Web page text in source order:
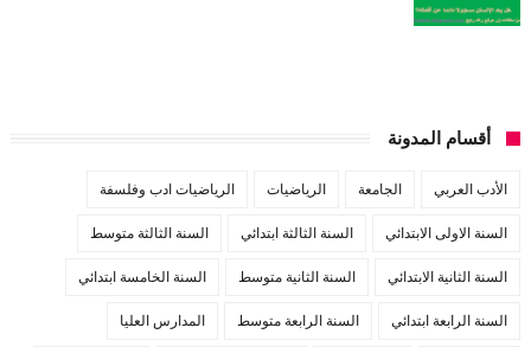
أقسام المدونة
الأدب العربي الجامعة الرياضيات الرياضيات ادب وفلسفة
السنة الاولى الابتدائي السنة الثالثة ابتدائي السنة الثالثة متوسط
السنة الثانية الابتدائي السنة الثانية متوسط السنة الخامسة ابتدائي
السنة الرابعة ابتدائي السنة الرابعة متوسط المدارس العليا